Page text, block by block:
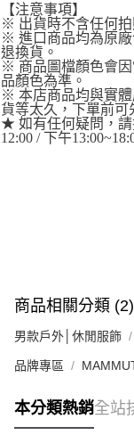
【注意事項】
※ 出貨時不含任何拍
※ 進口商品均為原
退換貨。
※ 商品圖檔顏色會
品顏色為準。
※ 本店商品均與實
貨等太久，下單前可
★ 如有任何疑問，請
12:00 / 下午
商品相關分類 (2)
男款戶外│休閒服飾
品牌專區
本分類熱銷全站